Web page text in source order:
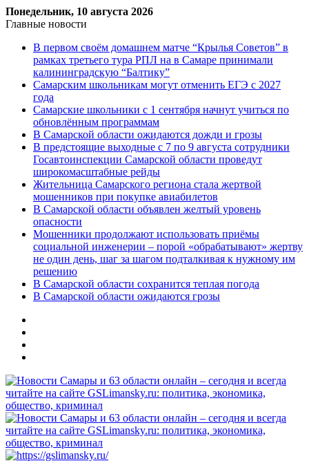
Понедельник, 10 августа 2026
Главные новости
В первом своём домашнем матче “Крылья Советов” в
рамках третьего тура РПЛ на в Самаре принимали
калининградскую “Балтику”
Самарским школьникам могут отменить ЕГЭ с 2027
года
Самарские школьники с 1 сентября начнут учиться по
обновлённым программам
В Самарской области ожидаются дожди и грозы
В предстоящие выходные с 7 по 9 августа сотрудники
Госавтоинспекции Самарской области проведут
широкомасштабные рейды
Жительница Самарского региона стала жертвой
мошенников при покупке авиабилетов
В Самарской области объявлен желтый уровень
опасности
Мошенники продолжают использовать приёмы
социальной инженерии – порой «обрабатывают» жертву
не один день, шаг за шагом подталкивая к нужному им
решению
В Самарской области сохранится теплая погода
В Самарской области ожидаются грозы
Меню